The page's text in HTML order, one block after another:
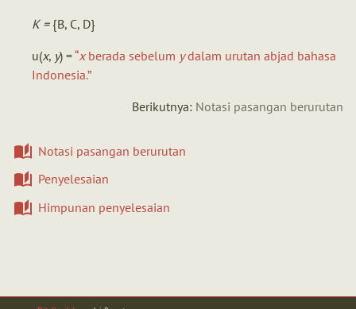
K ={B, C, D}
u(x, y) = xberada sebelum ydalam urutan abjad bahasa
Indonesia.
Berikutnya: Notasi pasangan berurutan
Notasi pasangan berurutan
Penyelesaian
Himpunan penyelesaian